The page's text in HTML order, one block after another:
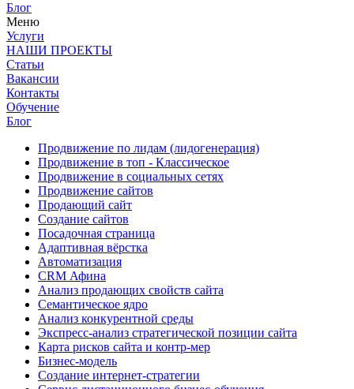
Блог
Меню
Услуги
НАШИ ПРОЕКТЫ
Статьи
Вакансии
Контакты
Обучение
Блог
Продвижение по лидам (лидогенерация)
Продвижение в топ - Классическое
Продвижение в социальных сетях
Продвижение сайтов
Продающий сайт
Создание сайтов
Посадочная страница
Адаптивная вёрстка
Автоматизация
CRM Афина
Анализ продающих свойств сайта
Семантическое ядро
Анализ конкурентной среды
Экспресс-анализ стратегической позиции сайта
Карта рисков сайта и контр-мер
Бизнес-модель
Создание интернет-стратегии